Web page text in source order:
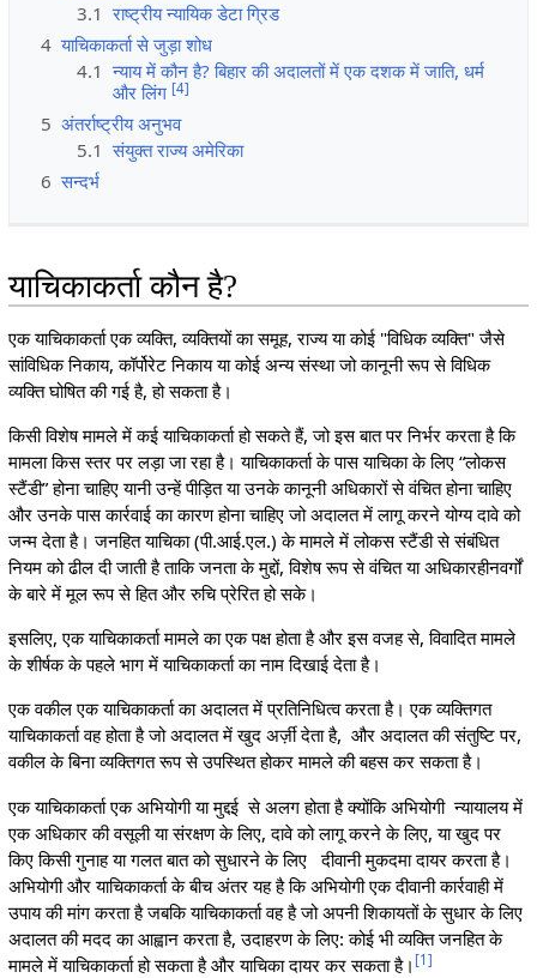
3.1 राष्ट्रीय न्यायिक डेटा ग्रिड
4 याचिकाकर्ता से जुड़ा शोध
4.1 न्याय में कौन है? बिहार की अदालतों में एक दशक में जाति, धर्म
और लिंग [4]
5 अंतर्राष्ट्रीय अनुभव
5.1 संयुक्त राज्य अमेरिका
6 सन्दर्भ
याचिकाकर्ता कौन है?
एक याचिकाकर्ता एक व्यक्ति, व्यक्तियों का समूह, राज्य या कोई "विधिक व्यक्ति" जैसे
सांविधिक निकाय, कॉर्पोरेट निकाय या कोई अन्य संस्था जो कानूनी रूप से विधिक
व्यक्ति घोषित की गई है, हो सकता है।
किसी विशेष मामले में कई याचिकाकर्ता हो सकते हैं, जो इस बात पर निर्भर करता है कि
मामला किस स्तर पर लड़ा जा रहा है। याचिकाकर्ता के पास याचिका के लिए “लोकस
स्टैंडी” होना चाहिए यानी उन्हें पीड़ित या उनके कानूनी अधिकारों से वंचित होना चाहिए
और उनके पास कार्रवाई का कारण होना चाहिए जो अदालत में लागू करने योग्य दावे को
जन्म देता है। जनहित याचिका (पी.आई.एल.) के मामले में लोकस स्टैंडी से संबंधित
नियम को ढील दी जाती है ताकि जनता के मुद्दों, विशेष रूप से वंचित या अधिकारहीनवर्गों
के बारे में मूल रूप से हित और रुचि प्रेरित हो सके।
इसलिए, एक याचिकाकर्ता मामले का एक पक्ष होता है और इस वजह से, विवादित मामले
के शीर्षक के पहले भाग में याचिकाकर्ता का नाम दिखाई देता है।
एक वकील एक याचिकाकर्ता का अदालत में प्रतिनिधित्व करता है। एक व्यक्तिगत
याचिकाकर्ता वह होता है जो अदालत में खुद अर्ज़ी देता है, और अदालत की संतुष्टि पर,
वकील के बिना व्यक्तिगत रूप से उपस्थित होकर मामले की बहस कर सकता है।
एक याचिकाकर्ता एक अभियोगी या मुद्दई से अलग होता है क्योंकि अभियोगी न्यायालय में
एक अधिकार की वसूली या संरक्षण के लिए, दावे को लागू करने के लिए, या खुद पर
किए किसी गुनाह या गलत बात को सुधारने के लिए दीवानी मुकदमा दायर करता है।
अभियोगी और याचिकाकर्ता के बीच अंतर यह है कि अभियोगी एक दीवानी कार्रवाही में
उपाय की मांग करता है जबकि याचिकाकर्ता वह है जो अपनी शिकायतों के सुधार के लिए
अदालत की मदद का आह्वान करता है, उदाहरण के लिए: कोई भी व्यक्ति जनहित के
मामले में याचिकाकर्ता हो सकता है और याचिका दायर कर सकता है। [1 ]